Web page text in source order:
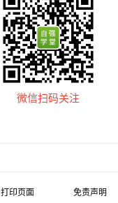
微信扫码关注
打印页面 免责声明